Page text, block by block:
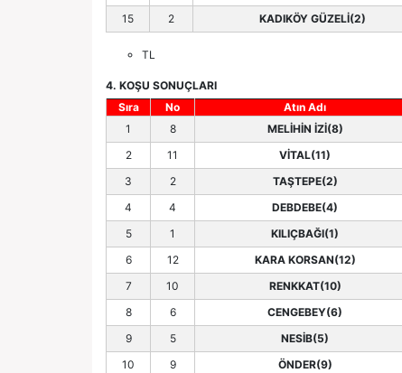
15
2 KADIKÖY GÜZELİ(2)
TL
4. KOŞU SONUÇLARI
Sıra
No Atın Adı
1
8 MELİHİN İZİ(8)
2
11 VİTAL(11)
3
2 TAŞTEPE(2)
4
4 DEBDEBE(4)
5
1 KILIÇBAĞI(1)
6
12 KARA KORSAN(12)
7
10 RENKKAT(10)
8
6 CENGEBEY(6)
9
5 NESİB(5)
10
9 ÖNDER(9)